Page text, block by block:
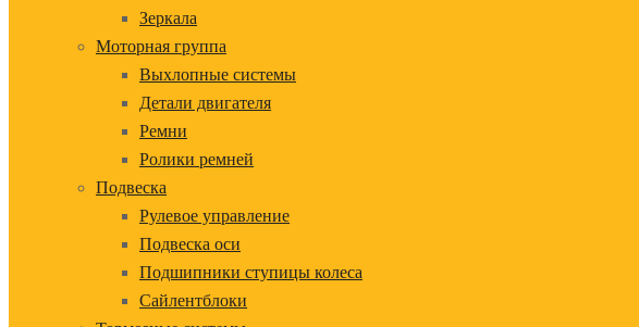
Зеркала
Моторная группа
Выхлопные системы
Детали двигателя
Ремни
Ролики ремней
Подвеска
Рулевое управление
Подвеска оси
Подшипники ступицы колеса
Сайлентблоки